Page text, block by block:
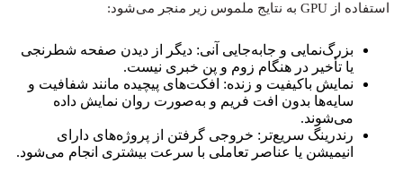
استفاده از GPU به نتایج ملموس زیر منجر می‌شود:
بزرگ‌نمایی و جابه‌جایی آنی: دیگر از دیدن صفحه شطرنجی
یا تأخیر در هنگام زوم و پن خبری نیست.
نمایش باکیفیت و زنده: افکت‌های پیچیده مانند شفافیت و
سایه‌ها بدون افت فریم و به‌صورت روان نمایش داده
می‌شوند.
رندرینگ سریع‌تر: خروجی گرفتن از پروژه‌های دارای
انیمیشن یا عناصر تعاملی با سرعت بیشتری انجام می‌شود.